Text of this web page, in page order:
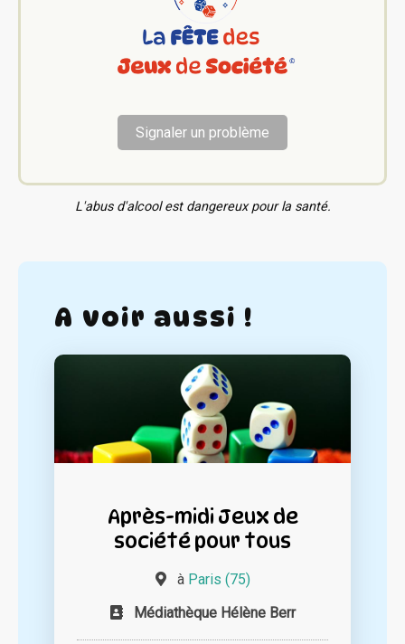
Signaler un problème
L'abus d'alcool est dangereux pour la santé.
A voir aussi !
Après-midi Jeux de
société pour tous
à Paris (75)
Médiathèque Hélène Berr